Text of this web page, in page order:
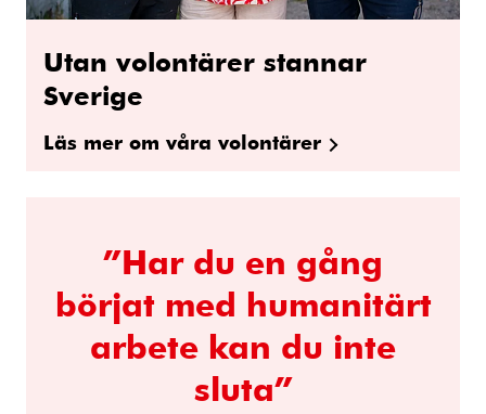
Utan volontärer stannar
Sverige
Läs mer om våra volontärer
”Har du en gång
börjat med humanitärt
arbete kan du inte
sluta”